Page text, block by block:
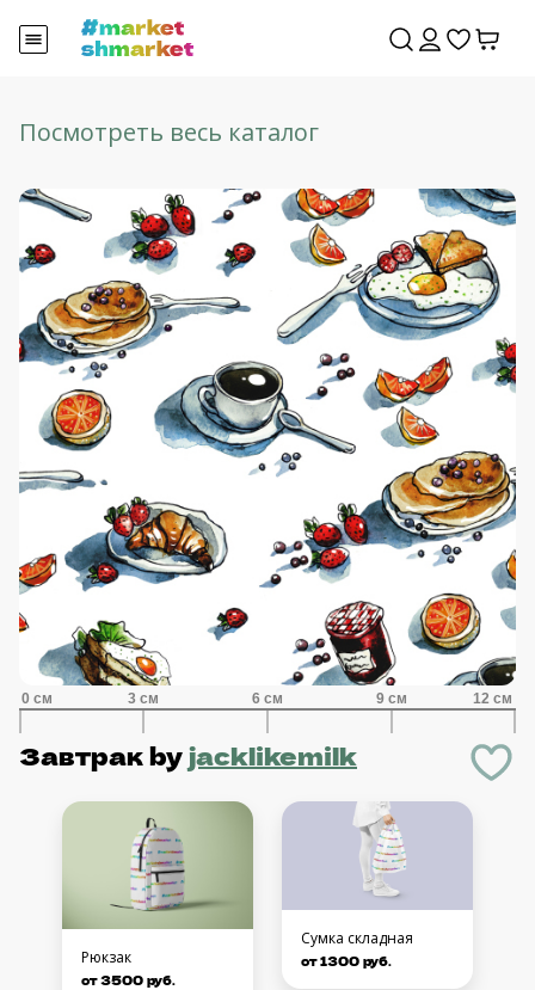
Посмотреть весь каталог
Завтракbyjacklikemilk
Рюкзак
от 3500 руб.
Сумка складная
от 1300 руб.